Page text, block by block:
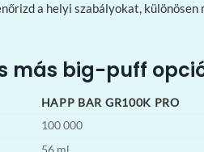
a helyi szabályokat, különösen
más big-puff
HAPP BAR GR100K PRO
100 000